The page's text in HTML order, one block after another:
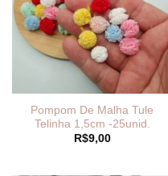
Pompom De Malha Tule
Telinha 1,5cm -25unid.
R$9,00